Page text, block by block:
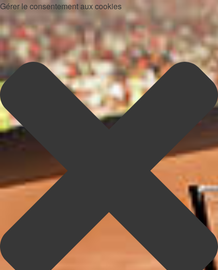
Gérer le consentement aux cookies